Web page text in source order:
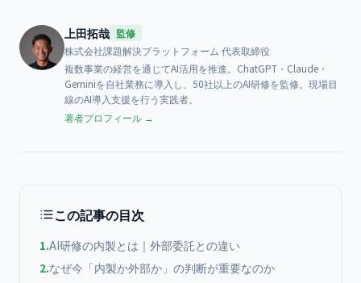
上田拓哉 監修
株式会社課題解決プラットフォーム 代表取締役
複数事業の経営を通じてAI活用を推進。ChatGPT・Claude・
Geminiを自社業務に導入し、50社以上のAI研修を監修。現場目
線のAI導入支援を行う実践者。
著者プロフィール →
この記事の目次
1.AI研修の内製とは｜外部委託との違い
2.なぜ今「内製か外部か」の判断が重要なのか